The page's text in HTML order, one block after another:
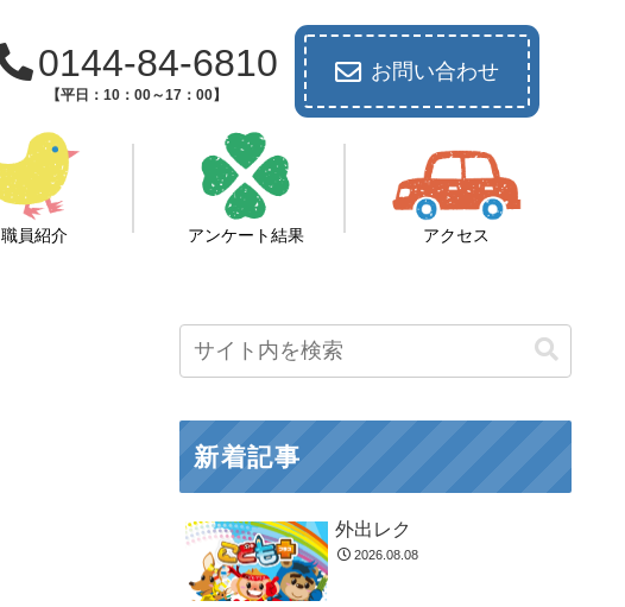
0144-84-6810
【平日：10：00～17：00】
お問い合わせ
職員紹介 アンケート結果 アクセス
新着記事
外出レク
2026.08.08